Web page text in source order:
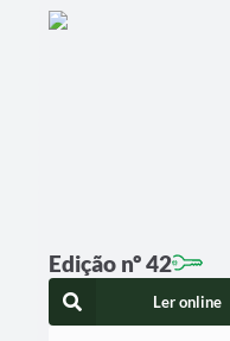
Edição nº 42
Ler online